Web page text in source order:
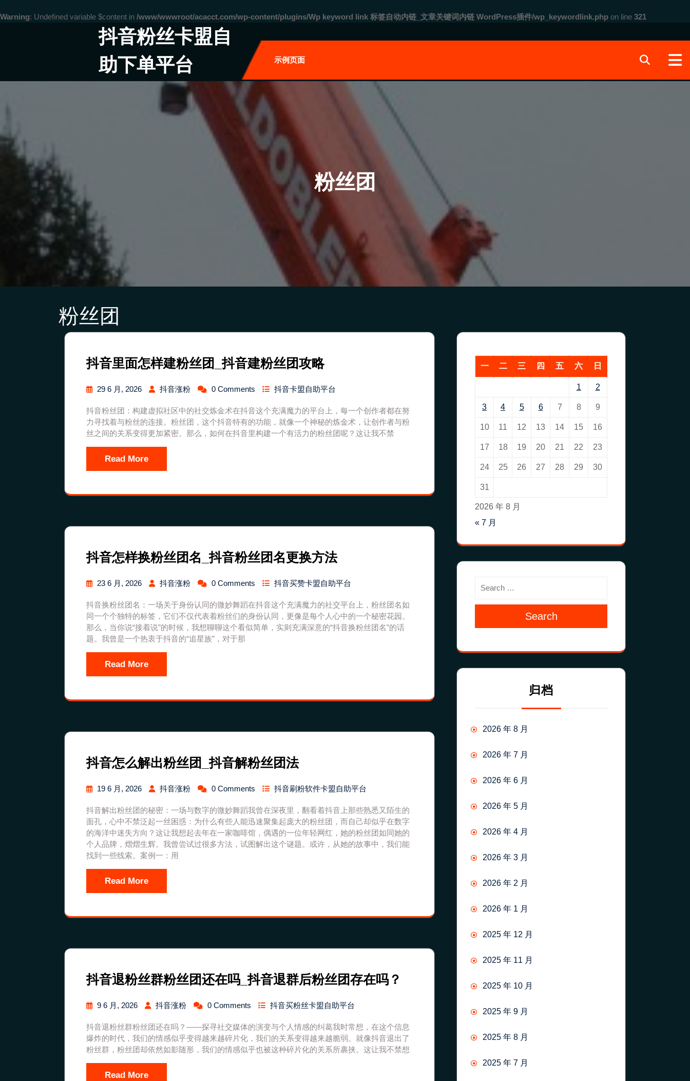
Warning: Undefined variable $content in /www/wwwroot/acacct.com/wp-content/plugins/Wp keyword link 标签自动内链_文章关键词内链 WordPress插件/wp_keywordlink.php on line 321
抖音粉丝卡盟自
助下单平台
示例页面
粉丝团
粉丝团
抖音里面怎样建粉丝团_抖音建粉丝团攻略
29 6 月, 2026 抖音涨粉 0 Comments 抖音卡盟自助平台
抖音粉丝团：构建虚拟社区中的社交炼金术在抖音这个充满魔力的平台上，每一个创作者都在努
力寻找着与粉丝的连接。粉丝团，这个抖音特有的功能，就像一个神秘的炼金术，让创作者与粉
丝之间的关系变得更加紧密。那么，如何在抖音里构建一个有活力的粉丝团呢？这让我不禁
Read More
抖音怎样换粉丝团名_抖音粉丝团名更换方法
23 6 月, 2026 抖音涨粉 0 Comments 抖音买赞卡盟自助平台
抖音换粉丝团名：一场关于身份认同的微妙舞蹈在抖音这个充满魔力的社交平台上，粉丝团名如
同一个个独特的标签，它们不仅代表着粉丝们的身份认同，更像是每个人心中的一个秘密花园。
那么，当你说“接着说”的时候，我想聊聊这个看似简单，实则充满深意的“抖音换粉丝团名”的话
题。我曾是一个热衷于抖音的“追星族”，对于那
Read More
抖音怎么解出粉丝团_抖音解粉丝团法
19 6 月, 2026 抖音涨粉 0 Comments 抖音刷粉软件卡盟自助平台
抖音解出粉丝团的秘密：一场与数字的微妙舞蹈我曾在深夜里，翻看着抖音上那些熟悉又陌生的
面孔，心中不禁泛起一丝困惑：为什么有些人能迅速聚集起庞大的粉丝团，而自己却似乎在数字
的海洋中迷失方向？这让我想起去年在一家咖啡馆，偶遇的一位年轻网红，她的粉丝团如同她的
个人品牌，熠熠生辉。我曾尝试过很多方法，试图解出这个谜题。或许，从她的故事中，我们能
找到一些线索。案例一：用
Read More
抖音退粉丝群粉丝团还在吗_抖音退群后粉丝团存在吗？
9 6 月, 2026 抖音涨粉 0 Comments 抖音买粉丝卡盟自助平台
抖音退粉丝群粉丝团还在吗？——探寻社交媒体的演变与个人情感的纠葛我时常想，在这个信息
爆炸的时代，我们的情感似乎变得越来越碎片化，我们的关系变得越来越脆弱。就像抖音退出了
粉丝群，粉丝团却依然如影随形，我们的情感似乎也被这种碎片化的关系所裹挟。这让我不禁想
Read More
2026 年 8 月
一 二 三 四 五 六 日
1 2
3 4 5 6 7 8 9
10 11 12 13 14 15 16
17 18 19 20 21 22 23
24 25 26 27 28 29 30
31
« 7 月
Search
归档
2026 年 8 月
2026 年 7 月
2026 年 6 月
2026 年 5 月
2026 年 4 月
2026 年 3 月
2026 年 2 月
2026 年 1 月
2025 年 12 月
2025 年 11 月
2025 年 10 月
2025 年 9 月
2025 年 8 月
2025 年 7 月